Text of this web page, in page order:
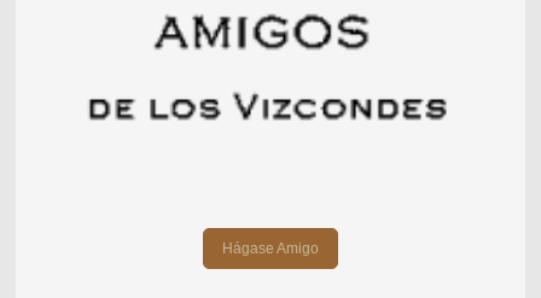
Hágase Amigo